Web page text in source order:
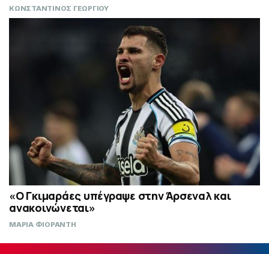
ΚΩΝΣΤΑΝΤΙΝΟΣ ΓΕΩΡΓΙΟΥ
«Ο Γκιμαράες υπέγραψε στην Άρσεναλ και
ανακοινώνεται»
ΜΑΡΙΑ ΦΙΟΡΑΝΤΗ